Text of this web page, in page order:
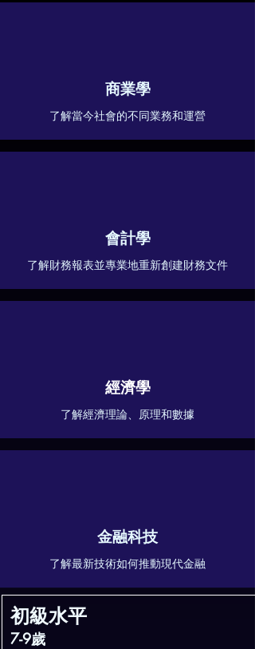
商業學
了解當今社會的不同業務和運營
會計學
了解財務報表並專業地重新創建財務文件
經濟學
了解經濟理論、原理和數據
金融科技
了解最新技術如何推動現代金融
初級水平
7-9歲